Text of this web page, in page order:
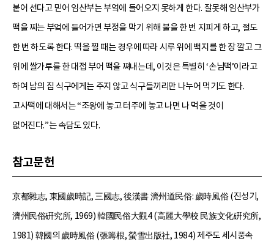
붙어 선다고 믿어 임산부는 부엌에 들어오지 못하게 한다. 잘못해 임산부가
떡을 찌는 부엌에 들어가면 부정을 막기 위해 불을 한 번 지피게 하고, 절도
한 번 하도록 한다. 떡을 찔 때는 경우에 따라 시루 위에 백지를 한 장 깔고 그
위에 쌀가루를 한 대접 부어 떡을 쪄내는데, 이것은 특별히 ‘손님떡’이라고
하여 남의 집 식구에게는 주지 않고 식구들끼리만 나누어 먹기도 한다.
고사떡에 대해서는 “조왕에 놓고 터주에 놓고 나면 나 먹을 것이
없어진다.”는 속담도 있다.
참고문헌
京都雜志, 東國歲時記, 三國志, 後漢書 濟州道民俗: 歲時風俗 (진성기,
濟州民俗硏究所, 1969) 韓國民俗大觀4 (高麗大學校 民族文化硏究所,
1981) 韓國의 歲時風俗 (張籌根, 螢雪出版社, 1984) 제주도 세시풍속